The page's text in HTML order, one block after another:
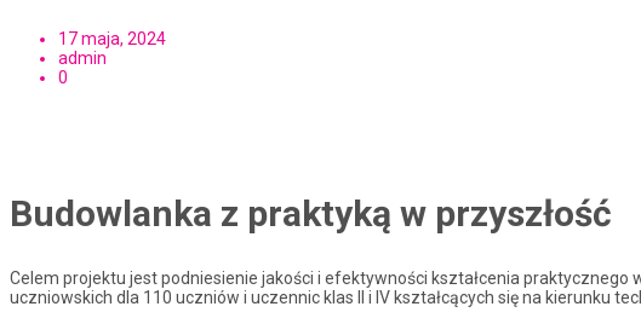
17 maja, 2024
admin
0
Budowlanka z praktyką w przyszłość
Celem projektu jest podniesienie jakości i efektywności kształcenia
uczniowskich dla 110 uczniów i uczennic klas II i IV kształcących się na kierunku